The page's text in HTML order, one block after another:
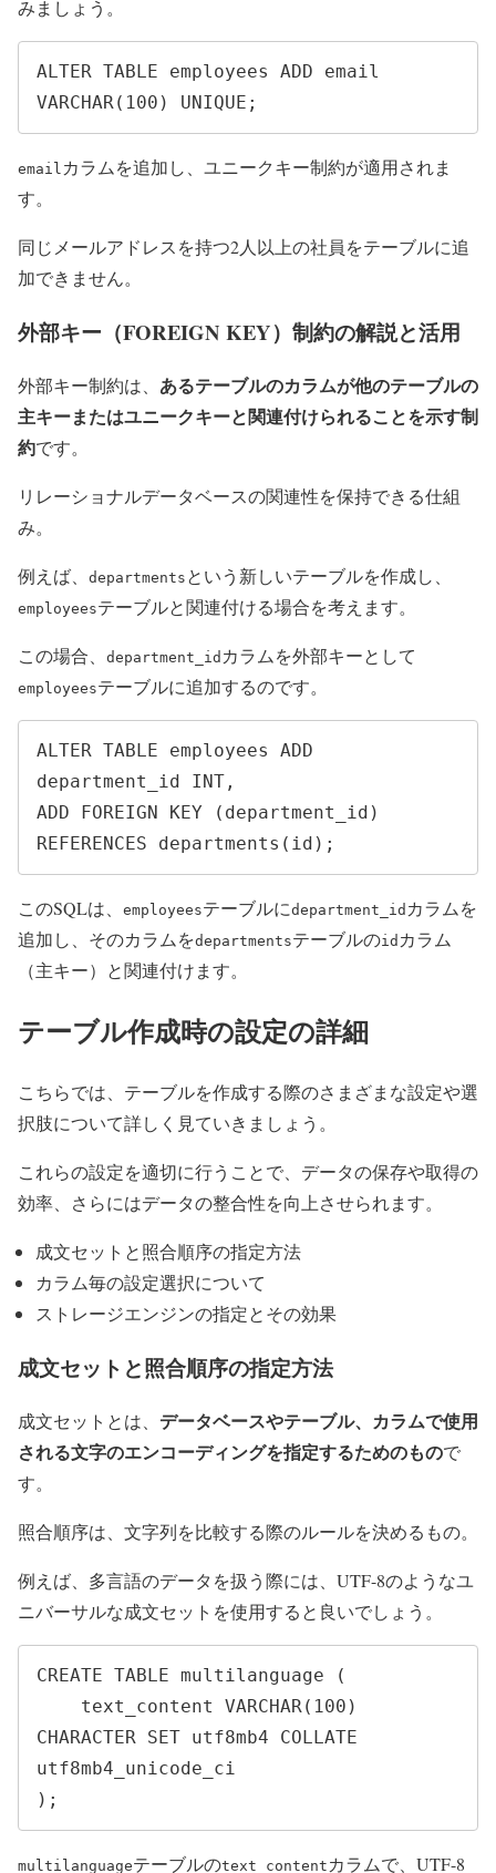
みましょう。
ALTER TABLE employees ADD email
VARCHAR(100) UNIQUE;
email カラムを追加し、ユニークキー制約が適用されま
す。
同じメールアドレスを持つ2人以上の社員をテーブルに追
加できません。
外部キー（FOREIGN KEY）制約の解説と活用
外部キー制約は、 あるテーブルのカラムが他のテーブルの
主キーまたはユニークキーと関連付けられることを示す制
約です。
リレーショナルデータベースの関連性を保持できる仕組
み。
例えば、 departments という新しいテーブルを作成し、
employeesテーブルと関連付ける場合を考えます。
この場合、 department_id カラムを外部キーとして
employeesテーブルに追加するのです。
ALTER TABLE employees ADD
department_id INT,
ADD FOREIGN KEY (department_id)
REFERENCES departments(id);
このSQLは、 employeesテーブルにdepartment_id カラムを
追加し、そのカラムをdepartmentsテーブルのid カラム
（主キー）と関連付けます。
テーブル作成時の設定の詳細
こちらでは、テーブルを作成する際のさまざまな設定や選
択肢について詳しく見ていきましょう。
これらの設定を適切に行うことで、データの保存や取得の
効率、さらにはデータの整合性を向上させられます。
成文セットと照合順序の指定方法
カラム毎の設定選択について
ストレージエンジンの指定とその効果
成文セットと照合順序の指定方法
成文セットとは、 データベースやテーブル、カラムで使用
される文字のエンコーディングを指定するためのもので
す。
照合順序は、文字列を比較する際のルールを決めるもの。
例えば、多言語のデータを扱う際には、UTF-8のようなユ
ニバーサルな成文セットを使用すると良いでしょう。
CREATE TABLE multilanguage (
CHARACTER SET utf8mb4 COLLATE
utf8mb4_unicode_ci
);
multilanguageテーブルのtext_content カラムで、UTF-8